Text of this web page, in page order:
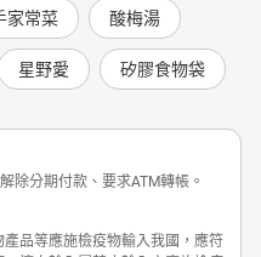
家常菜 酸梅湯
星野愛 矽膠食物袋
除分期付款、要求ATM轉帳。
品等應施檢疫物輸入我國，應符